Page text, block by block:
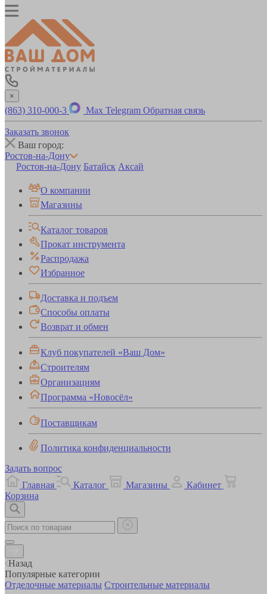
×
(863) 310-000-3 Max Telegram Обратная связь
Заказать звонок
Ваш город:
Ростов-на-Дону
Ростов-на-Дону Батайск Аксай
О компании
Магазины
Каталог товаров
Прокат инструмента
Распродажа
Избранное
Доставка и подъем
Способы оплаты
Возврат и обмен
Клуб покупателей «Ваш Дом»
Строителям
Организациям
Программа «Новосёл»
Поставщикам
Политика конфиденциальности
Задать вопрос
Главная
Каталог Магазины
Кабинет
Корзина
Назад
Популярные категории
Отделочные материалы Строительные материалы